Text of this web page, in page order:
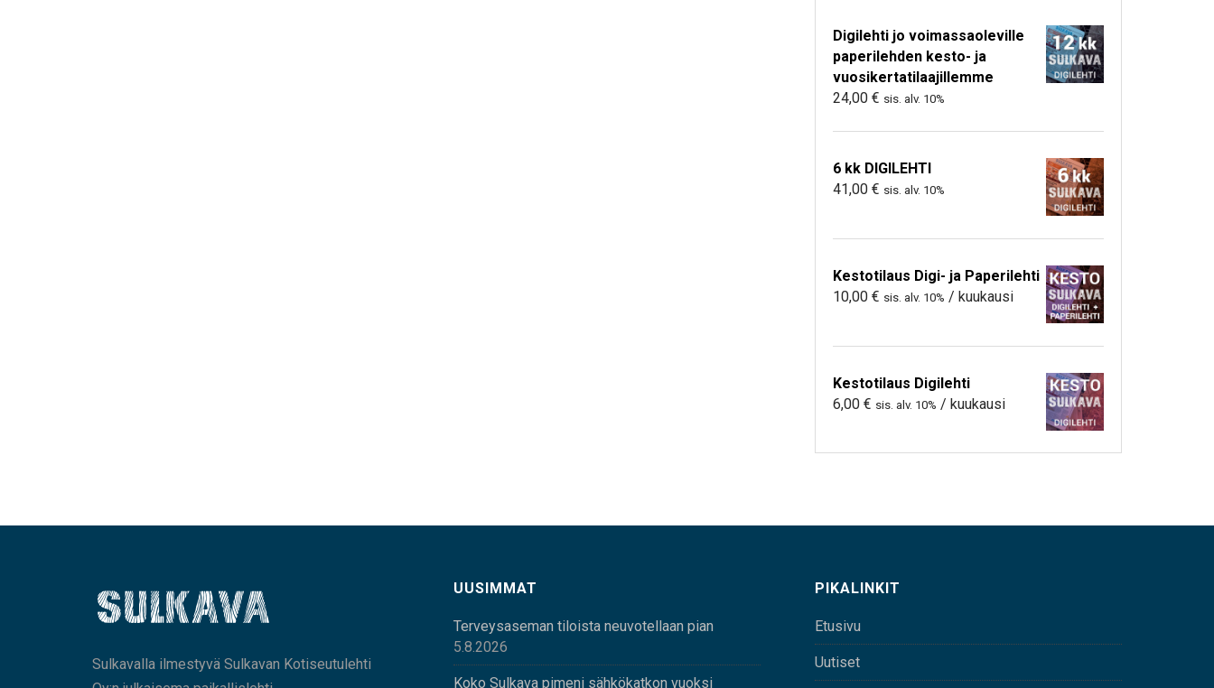
Digilehti jo voimassaoleville
paperilehden kesto- ja
vuosikertatilaajillemme
24,00 € sis. alv. 10%
6 kk DIGILEHTI
41,00 € sis. alv. 10%
Kestotilaus Digi- ja Paperilehti
10,00 € sis. alv. 10% / kuukausi
Kestotilaus Digilehti
6,00 € sis. alv. 10% / kuukausi
Sulkavalla ilmestyvä Sulkavan Kotiseutulehti
UUSIMMAT
Terveysaseman tiloista neuvotellaan pian
5.8.2026
Koko Sulkava pimeni sähkökatkon vuoksi
PIKALINKIT
Etusivu
Uutiset